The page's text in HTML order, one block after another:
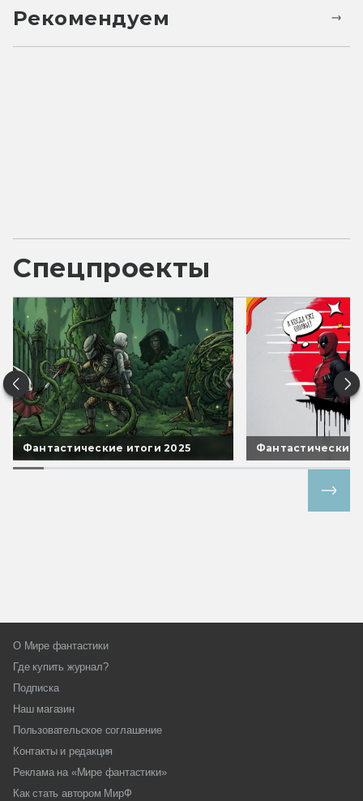
Рекомендуем
Спецпроекты
Фантастические итоги 2025 Фантастические
О Мире фантастики
Где купить журнал?
Подписка
Наш магазин
Пользовательское соглашение
Контакты и редакция
Реклама на «Мире фантастики»
Как стать автором МирФ